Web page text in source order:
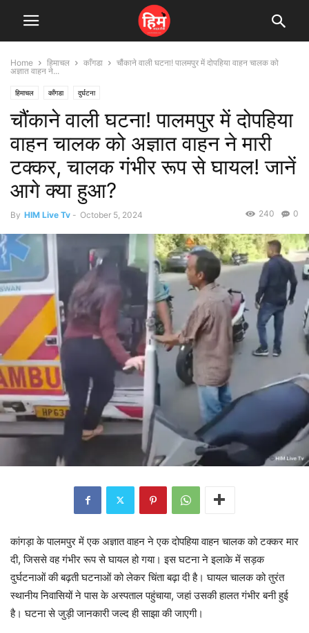
Home हिमाचल काँगडा
चौंकाने वाली घटना! पालमपुर में दोपहिया वाहन चालक को
अज्ञात वाहन ने...
हिमाचल काँगडा दुर्घटना
चौंकाने वाली घटना! पालमपुर में दोपहिया
वाहन चालक को अज्ञात वाहन ने मारी
टक्कर, चालक गंभीर रूप से घायल! जानें
आगे क्या हुआ?
By HIM Live Tv - October 5, 2024 0
240
कांगड़ा के पालमपुर में एक अज्ञात वाहन ने एक दोपहिया वाहन चालक को टक्कर मार
दी, जिससे वह गंभीर रूप से घायल हो गया। इस घटना ने इलाके में सड़क
दुर्घटनाओं की बढ़ती घटनाओं को लेकर चिंता बढ़ा दी है। घायल चालक को तुरंत
स्थानीय निवासियों ने पास के अस्पताल पहुंचाया, जहां उसकी हालत गंभीर बनी हुई
है। घटना से जुड़ी जानकारी जल्द ही साझा की जाएगी।